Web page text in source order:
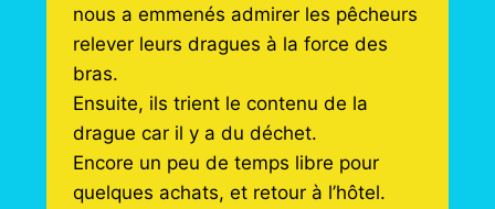
nous a emmenés admirer les pêcheurs
relever leurs dragues à la force des
bras.
Ensuite, ils trient le contenu de la
drague car il y a du déchet.
Encore un peu de temps libre pour
quelques achats, et retour à l’hôtel.